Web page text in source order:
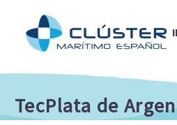
TecPlata de